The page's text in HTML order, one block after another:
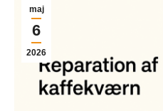
maj
6
2026